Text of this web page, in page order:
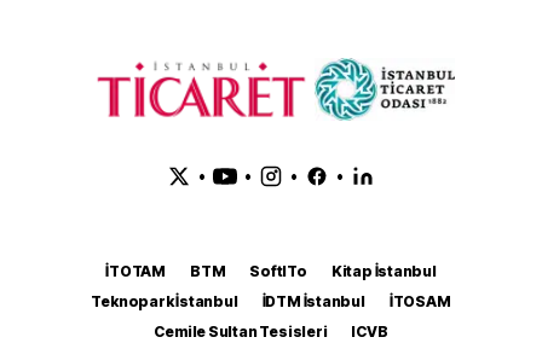
• • • •
İTOTAM BTM SoftITo
Kitap İstanbul
Teknopark İstanbul
İDTM İstanbul
İTOSAM
Cemile Sultan Tesisleri
ICVB